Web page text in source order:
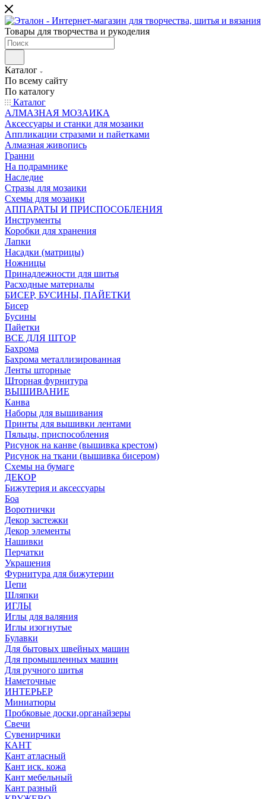
Товары для творчества и рукоделия
Каталог
По всему сайту
По каталогу
Каталог
АЛМАЗНАЯ МОЗАИКА
Аксессуары и станки для мозаики
Аппликации стразами и пайетками
Алмазная живопись
Гранни
На подрамнике
Наследие
Стразы для мозаики
Схемы для мозаики
АППАРАТЫ И ПРИСПОСОБЛЕНИЯ
Инструменты
Коробки для хранения
Лапки
Насадки (матрицы)
Ножницы
Принадлежности для шитья
Расходные материалы
БИСЕР, БУСИНЫ, ПАЙЕТКИ
Бисер
Бусины
Пайетки
ВСЕ ДЛЯ ШТОР
Бахрома
Бахрома металлизированная
Ленты шторные
Шторная фурнитура
ВЫШИВАНИЕ
Канва
Наборы для вышивания
Принты для вышивки лентами
Пяльцы, приспособления
Рисунок на канве (вышивка крестом)
Рисунок на ткани (вышивка бисером)
Схемы на бумаге
ДЕКОР
Бижутерия и аксессуары
Боа
Воротнички
Декор застежки
Декор элементы
Нашивки
Перчатки
Украшения
Фурнитура для бижутерии
Цепи
Шляпки
ИГЛЫ
Иглы для валяния
Иглы изогнутые
Булавки
Для бытовых швейных машин
Для промышленных машин
Для ручного шитья
Наметочные
ИНТЕРЬЕР
Миниатюры
Пробковые доски,органайзеры
Свечи
Сувенирчики
КАНТ
Кант атласный
Кант иск. кожа
Кант мебельный
Кант разный